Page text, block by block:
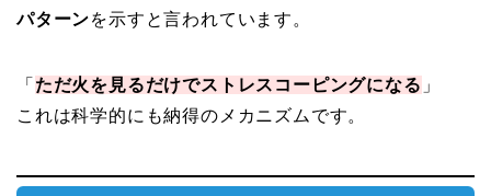
パターンを示すと言われています。
「 ただ火を見るだけでストレスコーピングになる 」
これは科学的にも納得のメカニズムです。